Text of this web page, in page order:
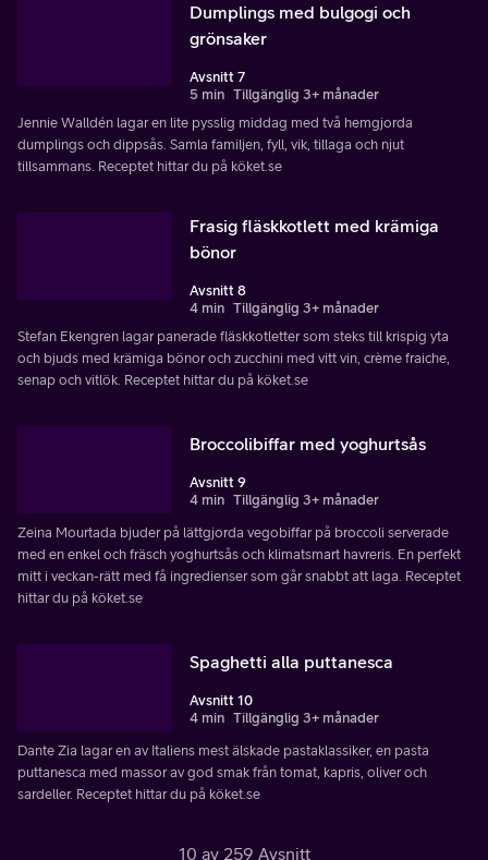
Dumplings med bulgogi och
grönsaker
Avsnitt 7
5 min Tillgänglig 3+ månader
Jennie Walldén lagar en lite pysslig middag med två hemgjorda
dumplings och dippsås. Samla familjen, fyll, vik, tillaga och njut
tillsammans. Receptet hittar du på köket.se
Frasig fläskkotlett med krämiga
bönor
Avsnitt 8
4 min Tillgänglig 3+ månader
Stefan Ekengren lagar panerade fläskkotletter som steks till krispig yta
och bjuds med krämiga bönor och zucchini med vitt vin, crème fraiche,
senap och vitlök. Receptet hittar du på köket.se
Broccolibiffar med yoghurtsås
Avsnitt 9
4 min Tillgänglig 3+ månader
Zeina Mourtada bjuder på lättgjorda vegobiffar på broccoli serverade
med en enkel och fräsch yoghurtsås och klimatsmart havreris. En perfekt
mitt i veckan-rätt med få ingredienser som går snabbt att laga. Receptet
hittar du på köket.se
Spaghetti alla puttanesca
Avsnitt 10
4 min Tillgänglig 3+ månader
Dante Zia lagar en av Italiens mest älskade pastaklassiker, en pasta
puttanesca med massor av god smak från tomat, kapris, oliver och
sardeller. Receptet hittar du på köket.se
10 av 259 Avsnitt